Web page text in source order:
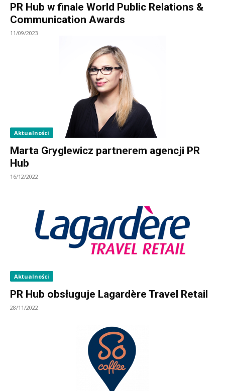
PR Hub w finale World Public Relations &
Communication Awards
11/09/2023
Aktualności
Marta Gryglewicz partnerem agencji PR
Hub
16/12/2022
Aktualności
PR Hub obsługuje Lagardère Travel Retail
28/11/2022